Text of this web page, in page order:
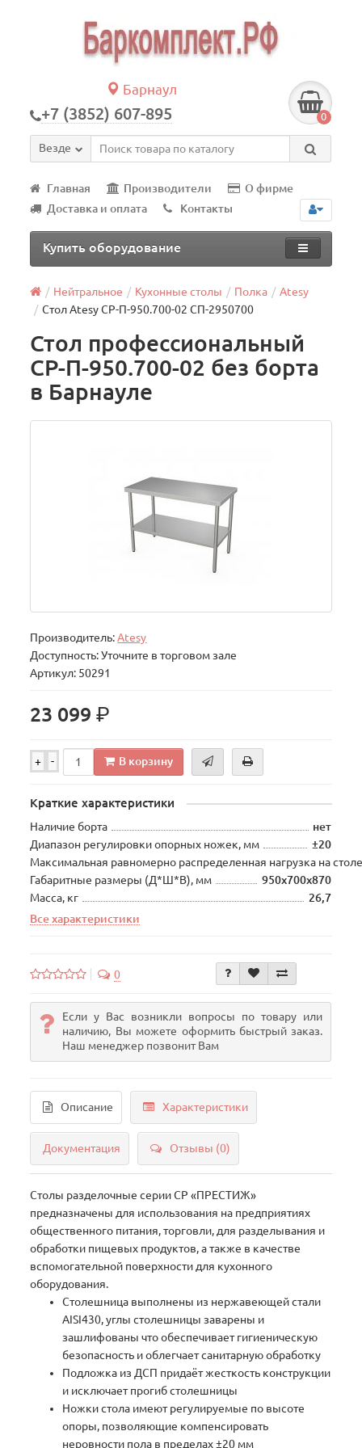
Барнаул
+7 (3852) 607-895 0
Везде
Главная Производители
О фирме
Доставка и оплата
Контакты
Купить оборудование
Нейтральное Кухонные столы Полка
Atesy
Стол Atesy СР-П-950.700-02 СП-2950700
Стол профессиональный
СР-П-950.700-02 без борта
в Барнауле
Производитель:Atesy
Доступность: Уточните в торговом зале
Артикул: 50291
23 099р.
+ - В корзину
Краткие характеристики
Наличие борта
нет
Диапазон регулировки опорных ножек, мм
±20
Максимальная равномерно распределенная нагрузка на
Габаритные размеры (Д*Ш*В), мм
950х700х870
Масса, кг
26,7
Все характеристики
0
Если у Вас возникли вопросы по товару или
наличию, Вы можете оформить быстрый заказ.
Наш менеджер позвонит Вам
Описание Характеристики
Документация Отзывы (0)
Столы разделочные серии СР «ПРЕСТИЖ»
предназначены для использования на предприятиях
общественного питания, торговли, для разделывания и
обработки пищевых продуктов, а также в качестве
вспомогательной поверхности для кухонного
оборудования.
Столешница выполнены из нержавеющей стали
AISI430, углы столешницы заварены и
зашлифованы что обеспечивает гигиеническую
безопасность и облегчает санитарную обработку
Подложка из ДСП придаёт жесткость конструкции
и исключает прогиб столешницы
Ножки стола имеют регулируемые по высоте
опоры, позволяющие компенсировать
неровности пола в пределах ±20 мм